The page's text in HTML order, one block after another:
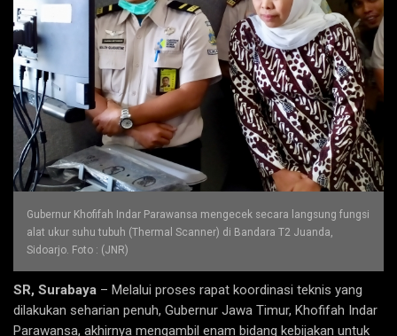
Gubernur Khofifah Indar Parawansa mengecek secara langsung fungsi
alat ukur suhu tubuh (Thermal Scanner) di Bandara T2 Juanda,
Sidoarjo. Foto : (JNR)
SR, Surabaya – Melalui proses rapat koordinasi teknis yang
dilakukan seharian penuh, Gubernur Jawa Timur, Khofifah Indar
Parawansa, akhirnya mengambil enam bidang kebijakan untuk